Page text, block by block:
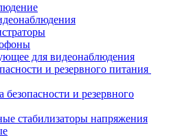
для видеонаблюдения
и резервного питания
безопасности и резервного
стабилизаторы напряжения